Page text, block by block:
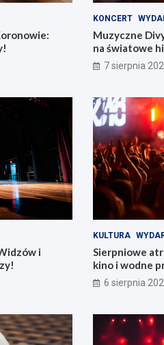
KONCERT
Muzyczne
na światowe
7 sierpnia
i
KULTURA
Sierpniowe
kino i wodne
6 sierpnia